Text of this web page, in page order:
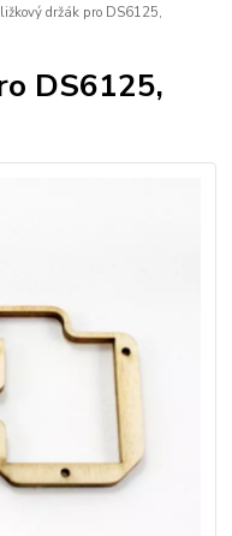
držák pro DS6125,
DS6125,